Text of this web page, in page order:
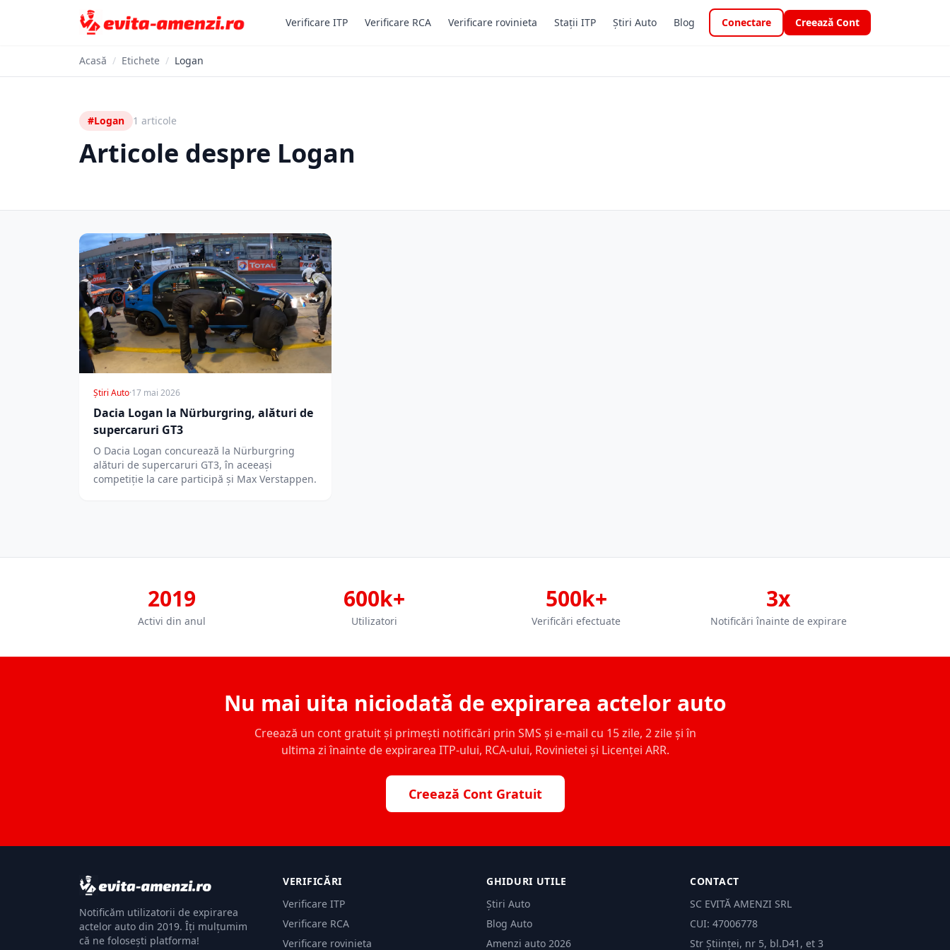
Verificare ITP Verificare RCA Verificare rovinieta Stații ITP Știri Auto Blog Conectare Creează Cont
Acasă / Etichete / Logan
#Logan 1 articole
Articole despre Logan
Știri Auto·17 mai 2026
Dacia Logan la Nürburgring, alături de
supercaruri GT3
O Dacia Logan concurează la Nürburgring
alături de supercaruri GT3, în aceeași
competiție la care participă și Max Verstappen.
2019
Activi din anul
600k+
Utilizatori
500k+
Verificări efectuate
3x
Notificări înainte de expirare
Nu mai uita niciodată de expirarea actelor auto
Creează un cont gratuit și primești notificări prin SMS și e-mail cu 15 zile, 2 zile și în
ultima zi înainte de expirarea ITP-ului, RCA-ului, Rovinietei și Licenței ARR.
Creează Cont Gratuit
Notificăm utilizatorii de expirarea
actelor auto din 2019. Îți mulțumim
că ne folosești platforma!
VERIFICĂRI
Verificare ITP
Verificare RCA
Verificare rovinieta
GHIDURI UTILE
Știri Auto
Blog Auto
Amenzi auto 2026
CONTACT
SC EVITĂ AMENZI SRL
CUI: 47006778
Str Științei, nr 5, bl.D41, et 3